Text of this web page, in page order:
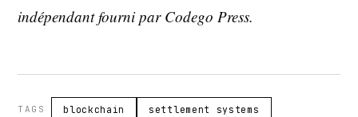
indépendant fourni par Codego Press.
TAGS blockchain settlement systems